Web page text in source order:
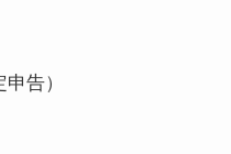
告）